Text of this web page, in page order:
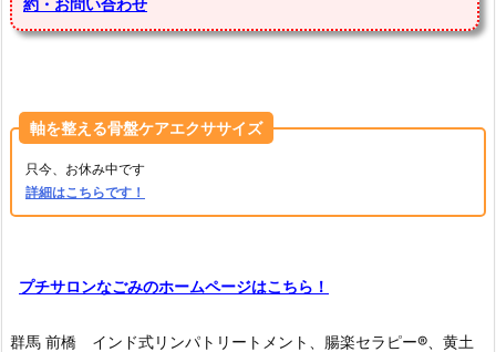
約・お問い合わせ
軸を整える骨盤ケアエクササイズ
只今、お休み中です
詳細はこちらです！
プチサロンなごみのホームページはこちら！
群馬 前橋 インド式リンパトリートメント、腸楽セラピー®︎、黄土